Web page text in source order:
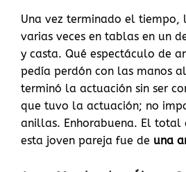
Una vez terminado el tiempo,
varias veces en tablas en un
y casta. Qué espectáculo de
pedía perdón con las manos
terminó la actuación sin ser
que tuvo la actuación; no
anillas. Enhorabuena. El total
esta joven pareja fue de una